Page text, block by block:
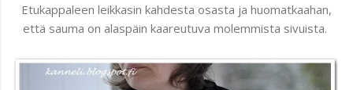
Etukappaleen leikkasin kahdesta osasta ja huomatkaahan,
että sauma on alaspäin kaareutuva molemmista sivuista.